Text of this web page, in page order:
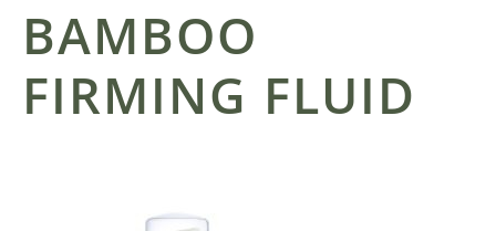
BAMBOO
FIRMING FLUID